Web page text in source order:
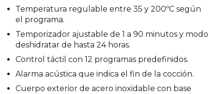
Temperatura regulable entre 35 y 200ºC según
el programa.
Temporizador ajustable de 1 a 90 minutos y modo
deshidratar de hasta 24 horas.
Control táctil con 12 programas predefinidos.
Alarma acústica que indica el fin de la cocción.
Cuerpo exterior de acero inoxidable con base